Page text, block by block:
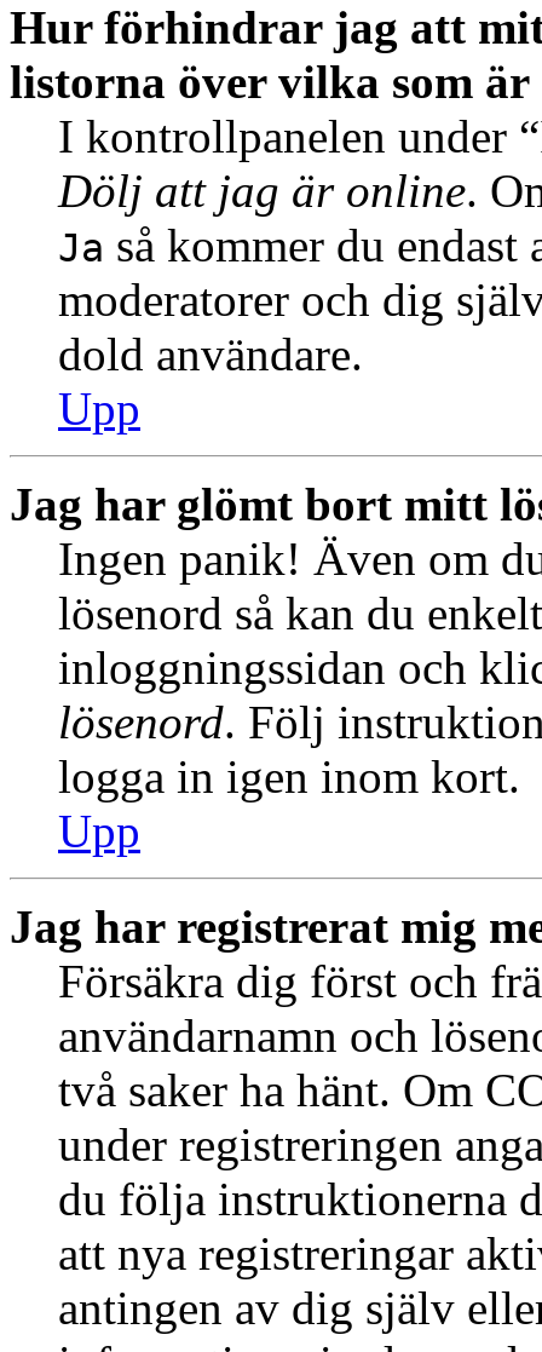
Hur förhindrar jag att
listorna över vilka som är
I kontrollpanelen under
Dölj att jag är online.
Ja så kommer du
moderatorer och dig
dold användare.
Upp
Jag har glömt bort mitt
Ingen panik! Även om
lösenord så kan du
inloggningssidan och
lösenord. Följ
logga in igen inom kort.
Upp
Jag har registrerat mig
Försäkra dig först och
användarnamn och
två saker ha hänt. Om
under registreringen
du följa instruktionerna
att nya registreringar
antingen av dig själv